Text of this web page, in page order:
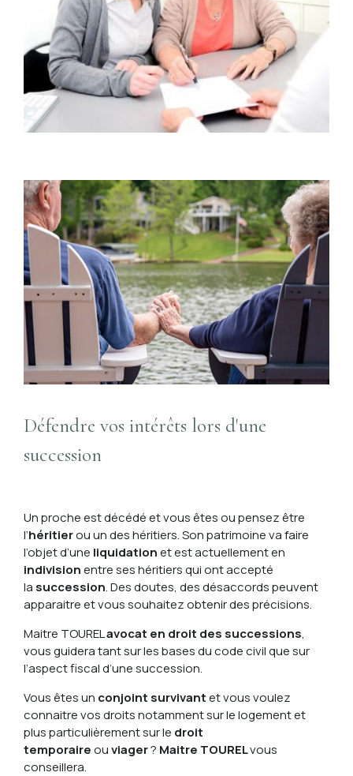
Défendre vos intérêts lors d'une
succession
Un proche est décédé et vous êtes ou pensez être
l’héritierou un des héritiers. Son patrimoine va faire
l’objet d’une liquidationet est actuellement en
indivisionentre ses héritiers qui ont accepté
la succession. Des doutes, des désaccords peuvent
apparaitre et vous souhaitez obtenir des précisions.
Maitre TOURELavocat en droit des successions,
vous guidera tant sur les bases du code civil que sur
l’aspect fiscal d’une succession.
Vous êtes un conjoint survivantet vous voulez
connaitre vos droits notamment sur le logement et
plus particulièrement sur le droit
temporaireouviager? Maitre TOURELvous
conseillera.